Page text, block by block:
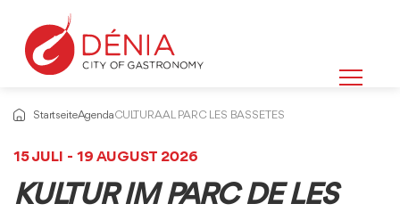
StartseiteAgendaCULTURA AL PARC LES BASSETES
15 JULI - 19 AUGUST 2026
KULTUR IM PARC DE LES